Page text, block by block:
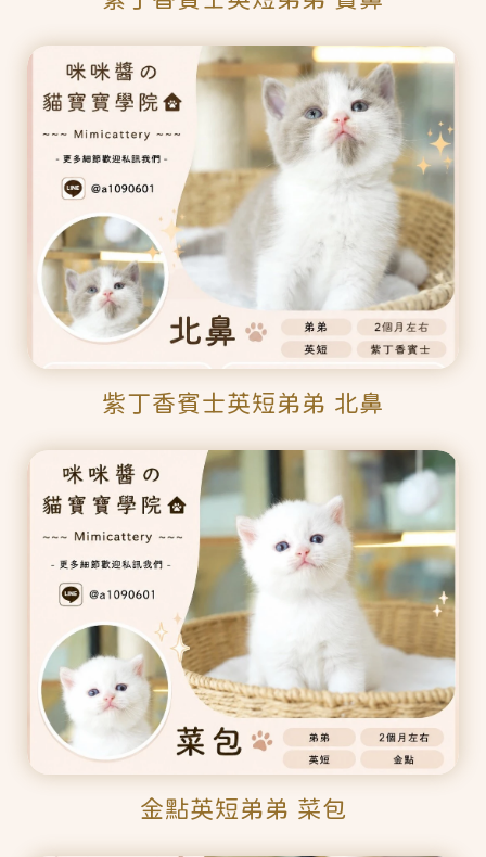
紫丁香賓士英短弟弟 北鼻
金點英短弟弟 菜包